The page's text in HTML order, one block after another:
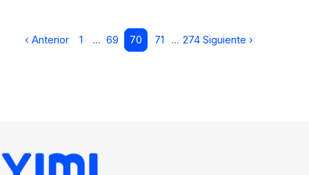
‹ Anterior 1 … 69 70 71 … 274 Siguiente ›